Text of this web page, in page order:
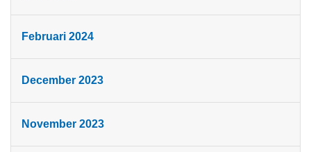
Februari 2024
December 2023
November 2023